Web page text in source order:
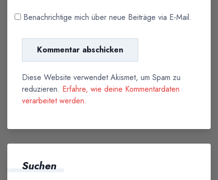
Benachrichtige mich über neue Beiträge via E-Mail.
Diese Website verwendet Akismet, um Spam zu
reduzieren. Erfahre, wie deine Kommentardaten
verarbeitet werden.
Suchen